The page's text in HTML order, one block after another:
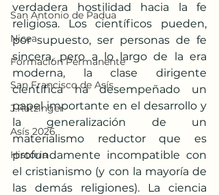
San Antonio de Padua
Nicea
Formación Permanente
San Francisco de Asís
J.Ratzinger
Asís 2026
Historia
verdadera hostilidad hacia la fe
religiosa. Los científicos pueden,
por supuesto, ser personas de fe
sincera, pero a lo largo de la era
moderna, la clase dirigente
científica ha desempeñado un
papel importante en el desarrollo y
la generalización de un
materialismo reductor que es
profundamente incompatible con
el cristianismo (y con la mayoría de
las demás religiones). La ciencia